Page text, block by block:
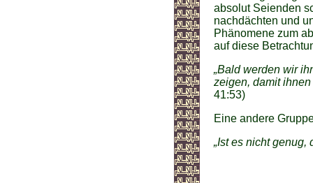
absolut Seienden
nachdächten und
Phänomene zum
auf diese
„Bald werden wir
zeigen, damit
41:53)
Eine andere
„Ist es nicht genug,